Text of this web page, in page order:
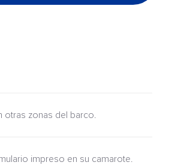
otras zonas del barco.
impreso en su camarote.